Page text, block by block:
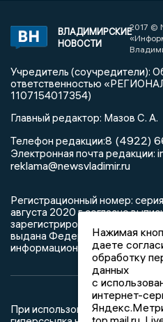
ВЛАДИМИРСКИЕ
НОВОСТИ
2017 ©
Учредитель (соучредители):
ответственностью
1107154017354)
Главный редактор: Мазов С. А.
Телефон редакции:8 (4922)
Электронная почта редакции:
reklama@newsvladimir.ru
Регистрационный номер:
августа 2020 г. согласно
зарегистрированных средств
выдана Федеральной службой
информационных технологий
При использовании любого
Нажимая
даете
обработку
данных
с
интернет-